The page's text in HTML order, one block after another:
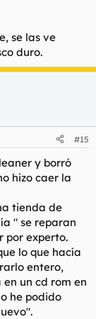
se las ve
duro.
#15
y borró
hizo caer la
tienda de
" se reparan
por experto.
lo que hacía
entero,
un cd rom en
he podido